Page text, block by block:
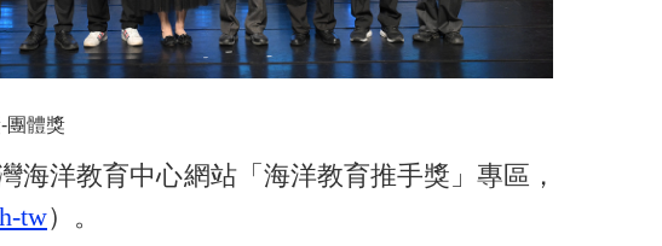
團體獎
洋教育中心網站「海洋教育推手獎」專區，
tw）。